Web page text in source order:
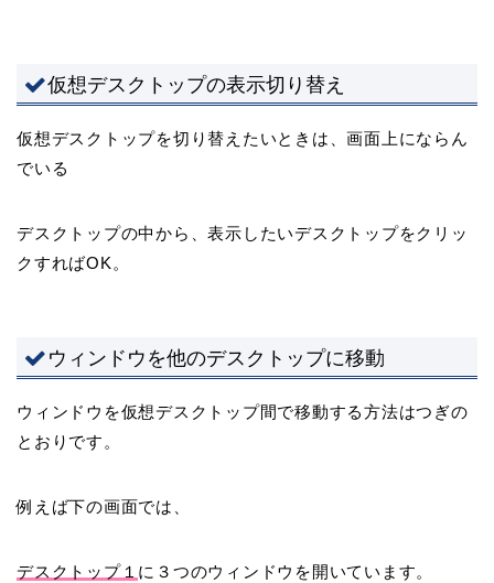
仮想デスクトップの表示切り替え
仮想デスクトップを切り替えたいときは、画面上にならん
でいる
デスクトップの中から、表示したいデスクトップをクリッ
クすればOK。
ウィンドウを他のデスクトップに移動
ウィンドウを仮想デスクトップ間で移動する方法はつぎの
とおりです。
例えば下の画面では、
デスクトップ１ に３つのウィンドウを開いています。